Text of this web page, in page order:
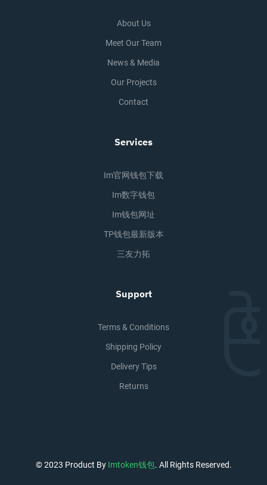
About Us
Meet Our Team
News & Media
Our Projects
Contact
Services
Im官网钱包下载
Im数字钱包
Im钱包网址
TP钱包最新版本
三友力拓
Support
Terms & Conditions
Shipping Policy
Delivery Tips
Returns
© 2023 Product By Imtoken钱包. All Rights Reserved.